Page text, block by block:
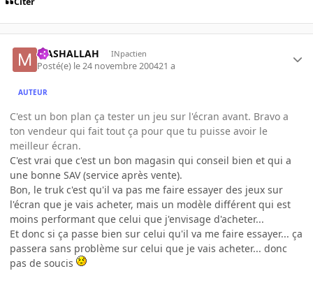
MASHALLAH INpactien
Posté(e) le 24 novembre 200421 a
AUTEUR
C'est un bon plan ça tester un jeu sur l'écran avant. Bravo a
ton vendeur qui fait tout ça pour que tu puisse avoir le
meilleur écran.
C'est vrai que c'est un bon magasin qui conseil bien et qui a
une bonne SAV (service après vente).
Bon, le truk c'est qu'il va pas me faire essayer des jeux sur
l'écran que je vais acheter, mais un modèle différent qui est
moins performant que celui que j'envisage d'acheter...
Et donc si ça passe bien sur celui qu'il va me faire essayer... ça
passera sans problème sur celui que je vais acheter... donc
pas de soucis